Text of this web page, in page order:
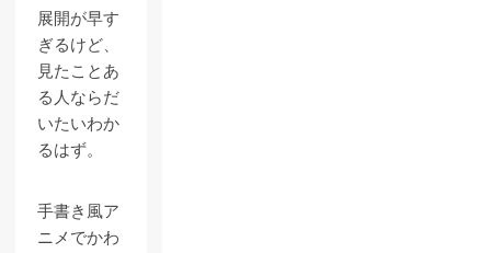
展開が早す
ぎるけど、
見たことあ
る人ならだ
いたいわか
るはず。
手書き風ア
ニメでかわ